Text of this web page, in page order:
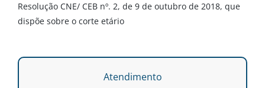
Resolução CNE/ CEB nº. 2, de 9 de outubro de 2018, que
dispõe sobre o corte etário
Atendimento